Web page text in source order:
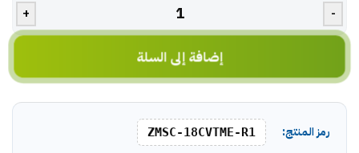
-
+
إضافة إلى السلة
رمز المنتج: ZMSC-18CVTME-R1